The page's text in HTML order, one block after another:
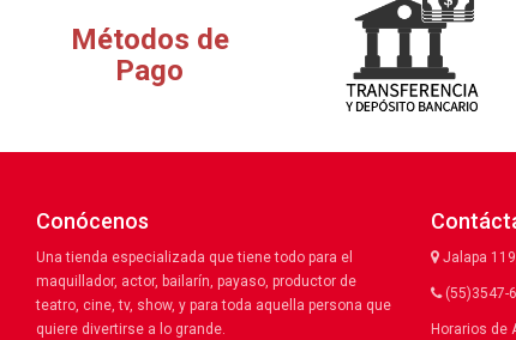
Métodos de
Pago
Conócenos
Una tienda especializada que tiene todo para el
maquillador, actor, bailarín, payaso, productor de
teatro, cine, tv, show, y para toda aquella persona que
quiere divertirse a lo grande.
Jalapa
(55)3547-
Horarios de